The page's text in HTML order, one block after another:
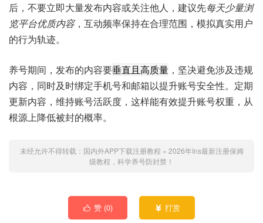
后，不要立即大量发布内容或关注他人，建议先每天少量浏
览平台优质内容，互动频率保持在合理范围，模拟真实用户
的行为轨迹。
养号期间，发布的内容要垂直且高质量 ，坚决避免涉及违规
内容，同时及时绑定手机号和邮箱以提升账号安全性。定期
更新内容，维持账号活跃度，这样能有效提升账号权重，从
根源上降低被封的概率。
未经允许不得转载： 国内外APP下载注册教程 » 2026年Ins最新注册保姆
级教程，科学养号防封禁！
 赞 (0)  打赏